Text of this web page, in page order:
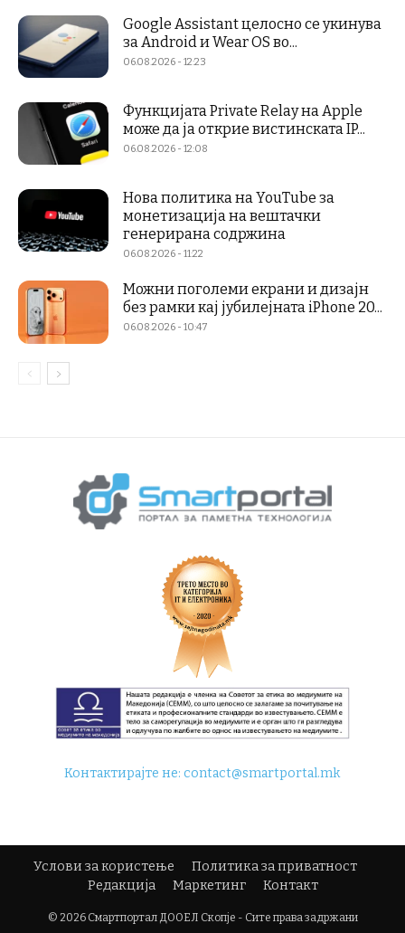
Google Assistant целосно се укинува
за Android и Wear OS во...
06.08.2026 - 12:23
Функцијата Private Relay на Apple
може да ја открие вистинската IP...
06.08.2026 - 12:08
Нова политика на YouTube за
монетизација на вештачки
генерирана содржина
06.08.2026 - 11:22
Можни поголеми екрани и дизајн
без рамки кај јубилејната iPhone 20...
06.08.2026 - 10:47
Контактирајте не:contact@smartportal.mk
Услови за користење
Политика за приватност
Редакција
Маркетинг Контакт
© 2026 Смартпортал ДООЕЛ Скопје - Сите права задржани